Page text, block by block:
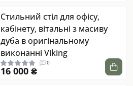
Стильний стіл для офісу,
кабінету, вітальні з масиву
дуба в оригінальному
виконанні Viking
0
16 000 ₴